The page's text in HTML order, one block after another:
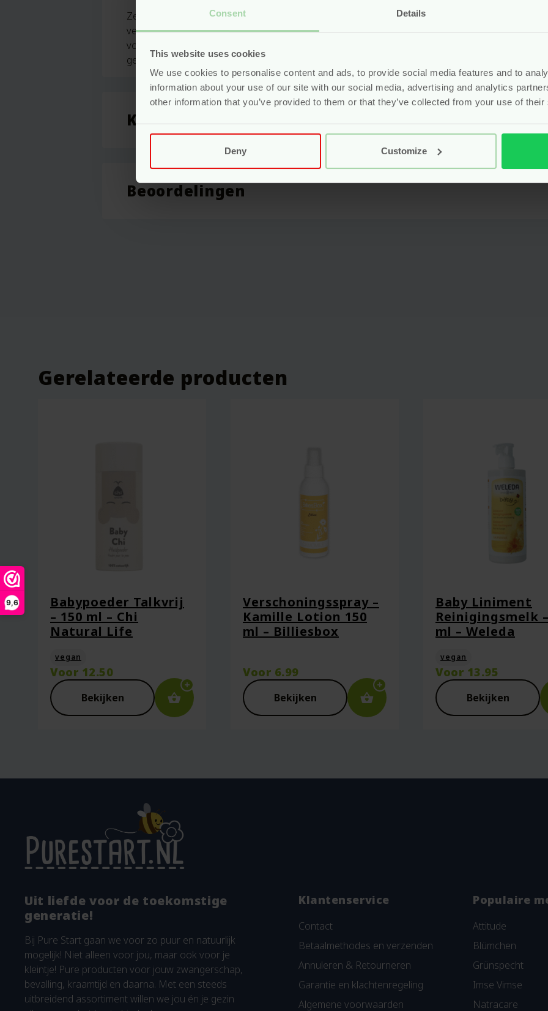
Consent Details
This website uses cookies
We use cookies to personalise content and ads, to provide social media features and to
information about your use of our site with our social media, advertising and analytics
other information that you’ve provided to them or that they’ve collected from your use of
Deny Customize
9,6
Zerah is een Nederlands merk. Alle producten worden handgemaakt in Nederland. Zerah heeft
verzorgingsproducten met biologisch gecertificeerde ingrediënten, natuurlijke conservering en
voor volwassenen en kinderen met allergieën of een gevoelige huid. Zerah betekent zon.
genereties de zon zorgeloos zien opgaan.
Kenmerken
100 ml
Beoordelingen
Mijn naam, e-mail en site opslaan in deze browser voor de volgende keer wanneer ik een
Gerelateerde producten
Babypoeder Talkvrij
– 150 ml – Chi
Natural Life
vegan
Voor 12.50
Bekijken
Verschoningsspray –
Kamille Lotion 150
ml – Billiesbox
Voor 6.99
Bekijken
Baby Liniment
Reinigingsmelk
ml – Weleda
vegan
Voor 13.95
Bekijken
Uit liefde voor de toekomstige
generatie!
Bij Pure Start gaan we voor zo puur en natuurlijk
mogelijk! Niet alleen voor jou, maar ook voor je
kleintje! Pure producten voor jouw zwangerschap,
bevalling, kraamtijd en daarna. Met een steeds
uitbreidend assortiment willen we jou én je gezin
Klantenservice
Contact
Betaalmethodes en verzenden
Annuleren & Retourneren
Garantie en klachtenregeling
Algemene voorwaarden
Populaire
Attitude
Blümchen
Grünspecht
Imse Vimse
Natracare